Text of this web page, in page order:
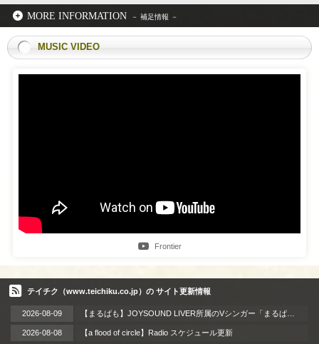
MORE INFORMATION
MUSIC VIDEO
Frontier
テイチク（www.teichiku.co.jp）の サイト更新情報
2026-08-09
2026-08-08 【a flood of circle】Radio スケジュール更新